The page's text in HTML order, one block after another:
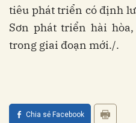
tiêu phát triển có định
Sơn phát triển hài
trong giai đoạn mới./.
Chia sẻ Facebook